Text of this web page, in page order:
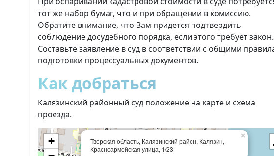
тот же набор бумаг, что и при обращении в комиссию.
Обратите внимание, что Вам придется подтвердить
соблюдение досудебного порядка, если этого требует закон.
Составьте заявление в суд в соответствии с общими
подготовки процессуальных документов.
Как добраться
Калязинский районный суд положение на карте и схема
проезда.
Тверская область, Калязинский район, Калязин,
Красноармейская улица, 1/23
×
+